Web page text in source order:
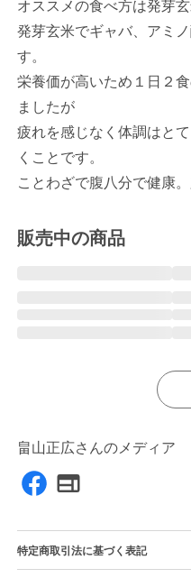
オススメの食べ方は発芽
発芽玄米でギャバ、アミ
す。
栄養価が高いため１日２
ましたが
疲れを感じなく体調はと
くことです。
ことわざで腹八分で健康
販売中の商品
畠山正広さんのメディア
特定商取引法に基づく表記